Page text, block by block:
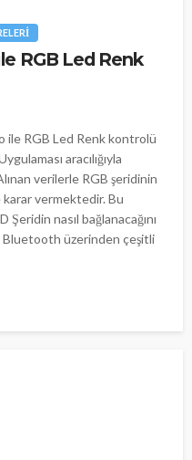
RGB Led Renk
RGB Led Renk kontrolü
aracılığıyla
verilerle RGB şeridinin
vermektedir. Bu
Şeridin nasıl bağlanacağını
Bluetooth üzerinden çeşitli